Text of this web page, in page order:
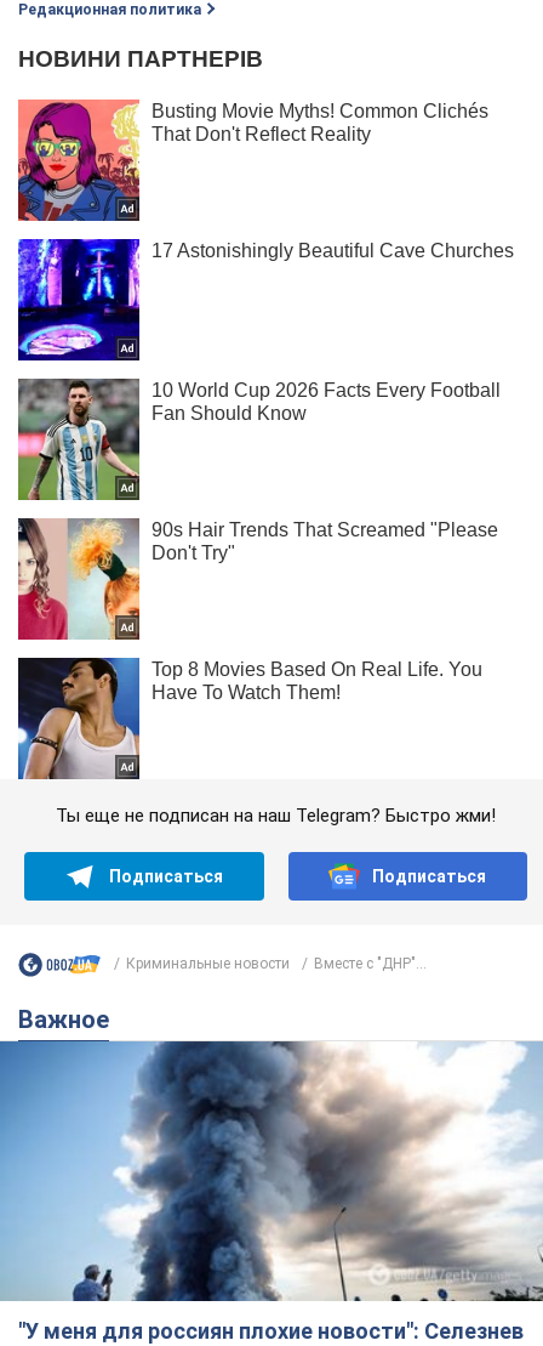
Редакционная политика
Ты еще не подписан на наш Telegram? Быстро жми!
Подписаться Подписаться
Криминальные новости Вместе с "ДНР"...
Важное
"У меня для россиян плохие новости": Селезнев